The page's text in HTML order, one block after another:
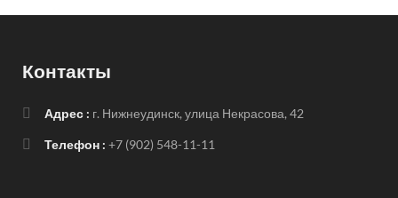
Контакты
Адрес : г. Нижнеудинск, улица Некрасова, 42
Телефон : +7 (902) 548-11-11